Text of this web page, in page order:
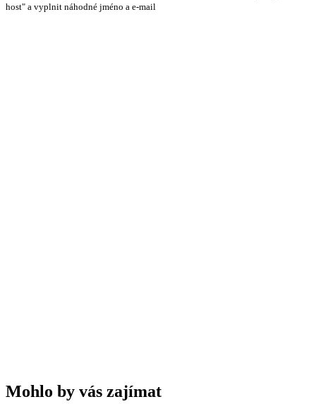
host" a vyplnit náhodné jméno a e-mail
Mohlo by vás zajímat